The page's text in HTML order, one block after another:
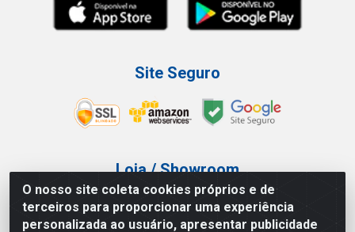
O nosso site coleta cookies próprios e de
terceiros para proporcionar uma experiência
personalizada ao usuário, apresentar publicidade
Site Seguro
Loja / Showroom
Tel.: (11) 3227-0546
Av Vautier, 587/597 - Pari - São Paulo/SP